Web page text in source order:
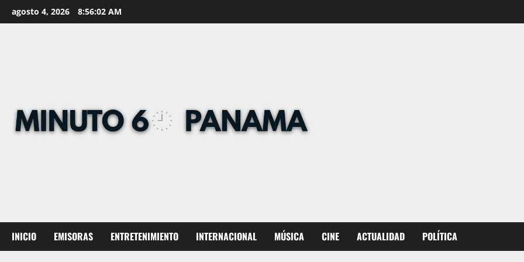
to
agosto 4, 2026 8:56:03 AM
INICIO EMISORAS ENTRETENIMIENTO INTERNACIONAL MÚSICA CINE ACTUALIDAD POLÍTICA